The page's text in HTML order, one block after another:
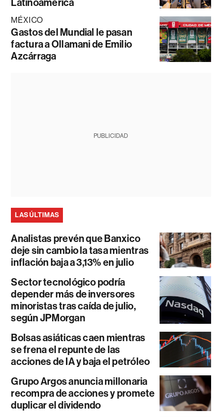
MÉXICO
Gastos del Mundial le pasan
factura a Ollamani de Emilio
Azcárraga
PUBLICIDAD
LAS ÚLTIMAS
Analistas prevén que Banxico
deje sin cambio la tasa mientras
inflación baja a 3,13% en julio
Sector tecnológico podría
depender más de inversores
minoristas tras caída de julio,
según JPMorgan
Bolsas asiáticas caen mientras
se frena el repunte de las
acciones de IA y baja el petróleo
Grupo Argos anuncia millonaria
recompra de acciones y promete
duplicar el dividendo